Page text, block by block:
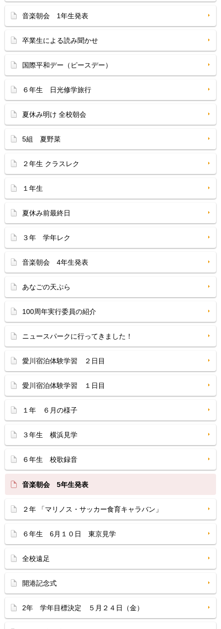
音楽朝会 1年生発表
卒業生による読み聞かせ
国際平和デー（ピースデー）
６年生 日光修学旅行
夏休み明け 全校朝会
5組 夏野菜
２年生 クラスレク
１年生
夏休み前最終日
３年 学年レク
音楽朝会 4年生発表
あなごの天ぷら
100周年実行委員の紹介
ニュースパークに行ってきました！
愛川宿泊体験学習 ２日目
愛川宿泊体験学習 １日目
１年 ６月の様子
３年生 横浜見学
６年生 校歌録音
音楽朝会 5年生発表
２年 「マリノス・サッカー食育キャラバン」
６年生 6月１０日 東京見学
全校遠足
開港記念式
2年 学年目標決定 ５月２４日（金）